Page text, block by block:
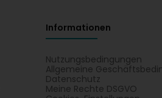
Informationen
Nutzungsbedingungen
Allgemeine
Datenschutz
Meine Rechte DSGVO